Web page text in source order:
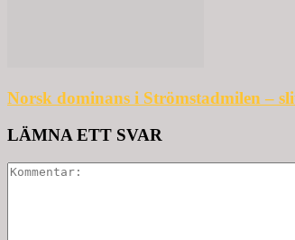
Norsk dominans i Strömstadmilen –
LÄMNA ETT SVAR